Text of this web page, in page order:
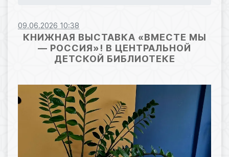
09.06.2026 10:38
КНИЖНАЯ ВЫСТАВКА «ВМЕСТЕ МЫ
— РОССИЯ»! В ЦЕНТРАЛЬНОЙ
ДЕТСКОЙ БИБЛИОТЕКЕ